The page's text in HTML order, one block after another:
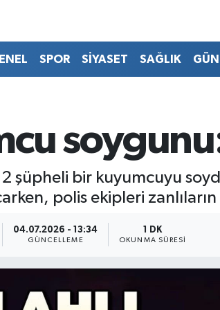
SPOR SİYASET SAĞLIK
2 şüpheli bir kuyumcuyu
polis ekipleri zanlıların
04.07.2026 - 13:34
GÜNCELLEME
1 DK
OKUNMA SÜRESI